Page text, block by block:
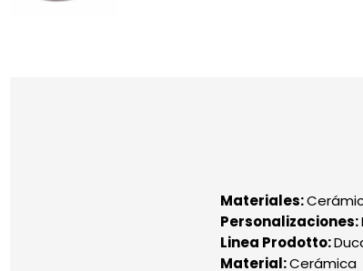
Materiales:
Personalizaciones:
Linea Prodotto:
Material:Cerámica